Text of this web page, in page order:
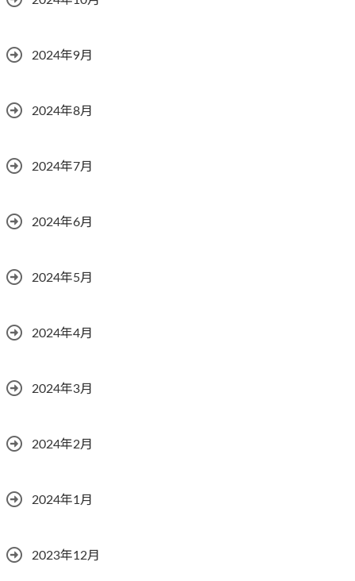
2024年9月
2024年8月
2024年7月
2024年6月
2024年5月
2024年4月
2024年3月
2024年2月
2024年1月
2023年12月